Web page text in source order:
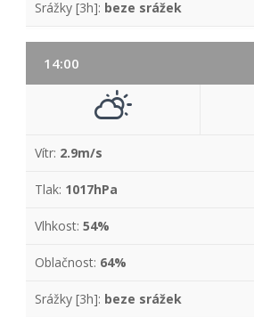
Srážky [3h]: beze srážek
14:00
Vítr: 2.9m/s
Tlak: 1017hPa
Vlhkost: 54%
Oblačnost: 64%
Srážky [3h]: beze srážek